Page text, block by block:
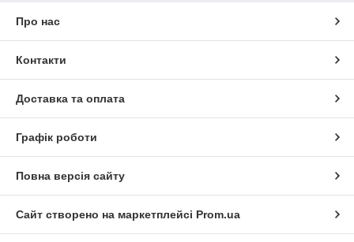
Про нас
Контакти
Доставка та оплата
Графік роботи
Повна версія сайту
Сайт створено на маркетплейсі Prom.ua